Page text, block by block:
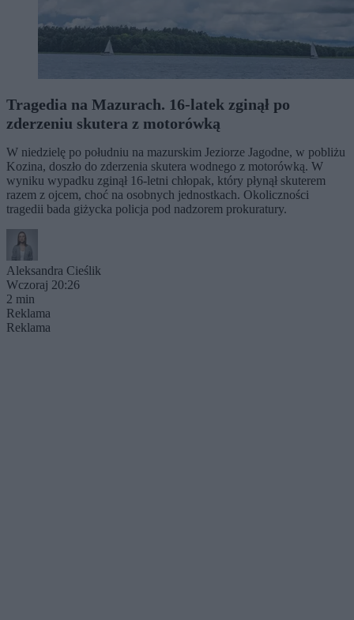
Tragedia na Mazurach. 16-latek zginął po
zderzeniu skutera z motorówką
W niedzielę po południu na mazurskim Jeziorze Jagodne, w pobliżu
Kozina, doszło do zderzenia skutera wodnego z motorówką. W
wyniku wypadku zginął 16-letni chłopak, który płynął skuterem
razem z ojcem, choć na osobnych jednostkach. Okoliczności
tragedii bada giżycka policja pod nadzorem prokuratury.
Aleksandra Cieślik
Wczoraj 20:26
2 min
Reklama
Reklama